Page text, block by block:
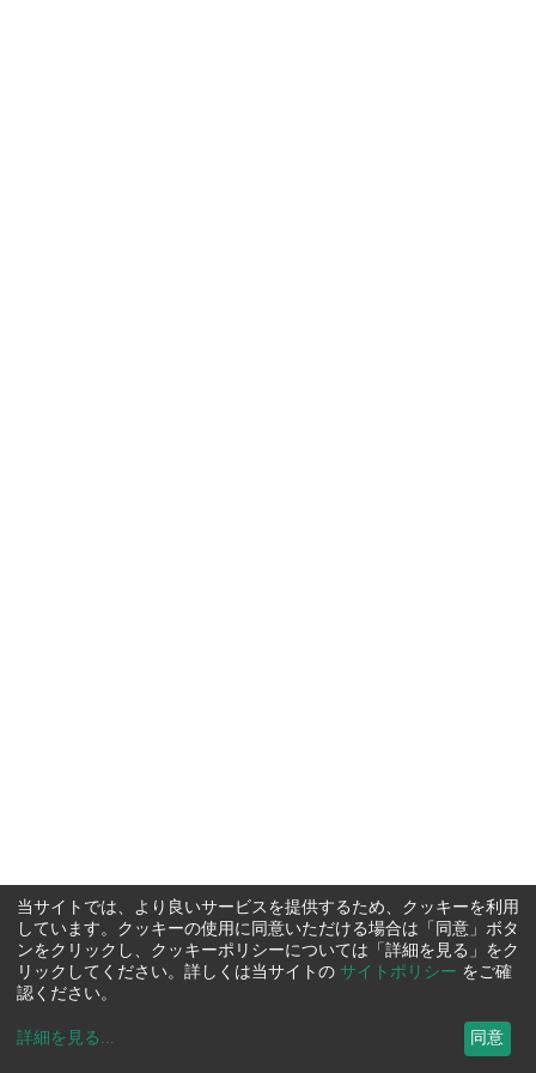
当サイトでは、より良いサービスを提供するため、クッキーを利用
しています。クッキーの使用に同意いただける場合は「同意」ボタ
ンをクリックし、クッキーポリシーについては「詳細を見る」をク
リックしてください。詳しくは当サイトの サイトポリシー をご確
認ください。
詳細を見る ... 同意